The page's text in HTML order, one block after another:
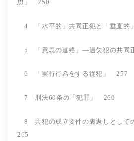
思」 250
4 「水平的」共同正犯と「垂直的
5 「意思の連絡」―過失犯の共同
6 「実行行為をする従犯」
7 刑法60条の「犯罪」 260
8 共犯の成立要件の裏返しとして
265